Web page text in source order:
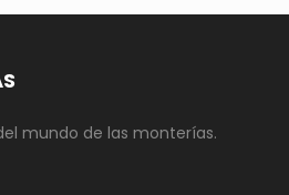
mundo de las monterías.